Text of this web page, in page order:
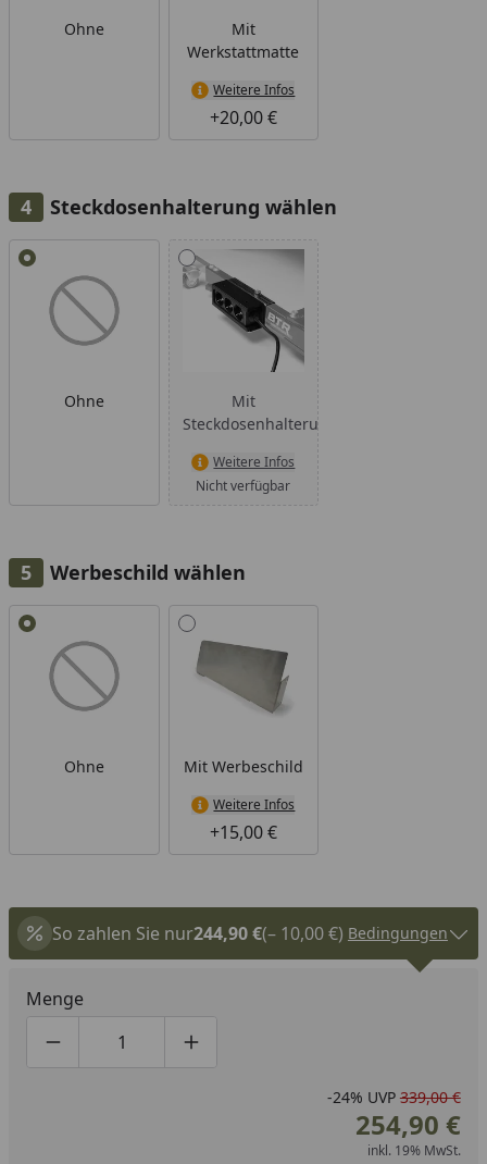
Ohne
Mit
Werkstattmatte
Weitere Infos
+20,00 €
Steckdosenhalterung wählen
Alle anzeigen (2)
Ohne
Mit
Steckdosenhalterung
Weitere Infos
Nicht verfügbar
Werbeschild wählen
Alle anzeigen (2)
Ohne Mit Werbeschild
Weitere Infos
+15,00 €
So zahlen Sie nur244,90 €(– 10,00 €) Bedingungen
Menge
Produktmenge um eins verringern
Produktmenge manuell eingeben
Produktmenge um eins erhöhen
-24% UVP 339,00 €
254,90 €
inkl. 19% MwSt.